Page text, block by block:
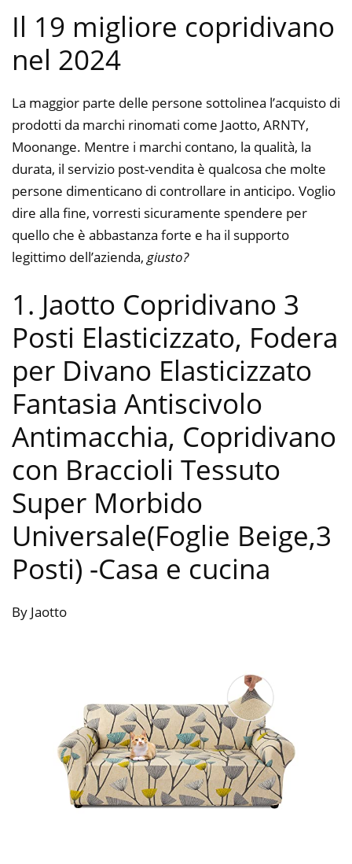
Il 19 migliore copridivano
nel 2024
La maggior parte delle persone sottolinea l’acquisto di
prodotti da marchi rinomati come Jaotto, ARNTY,
Moonange. Mentre i marchi contano, la qualità, la
durata, il servizio post-vendita è qualcosa che molte
persone dimenticano di controllare in anticipo. Voglio
dire alla fine, vorresti sicuramente spendere per
quello che è abbastanza forte e ha il supporto
legittimo dell’azienda, giusto?
1. Jaotto Copridivano 3
Posti Elasticizzato, Fodera
per Divano Elasticizzato
Fantasia Antiscivolo
Antimacchia, Copridivano
con Braccioli Tessuto
Super Morbido
Universale(Foglie Beige,3
Posti) -Casa e cucina
By Jaotto